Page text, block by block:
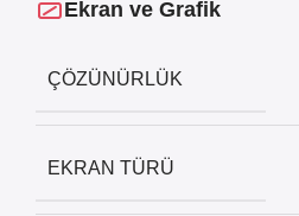
Ekran ve Grafik
ÇÖZÜNÜRLÜK
EKRAN TÜRÜ